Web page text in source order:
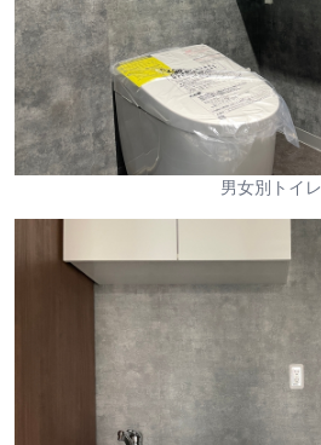
男女別トイレ